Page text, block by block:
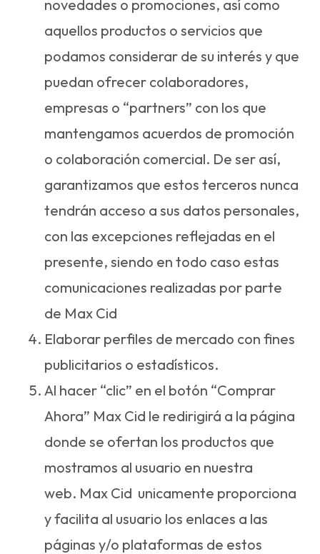
novedades o promociones, así como
aquellos productos o servicios que
podamos considerar de su interés y que
puedan ofrecer colaboradores,
empresas o “partners” con los que
mantengamos acuerdos de promoción
o colaboración comercial. De ser así,
garantizamos que estos terceros nunca
tendrán acceso a sus datos personales,
con las excepciones reflejadas en el
presente, siendo en todo caso estas
comunicaciones realizadas por parte
de Max Cid
Elaborar perfiles de mercado con fines
publicitarios o estadísticos.
Al hacer “clic” en el botón “Comprar
Ahora” Max Cid le redirigirá a la página
donde se ofertan los productos que
mostramos al usuario en nuestra
web. Max Cid unicamente proporciona
y facilita al usuario los enlaces a las
páginas y/o plataformas de estos